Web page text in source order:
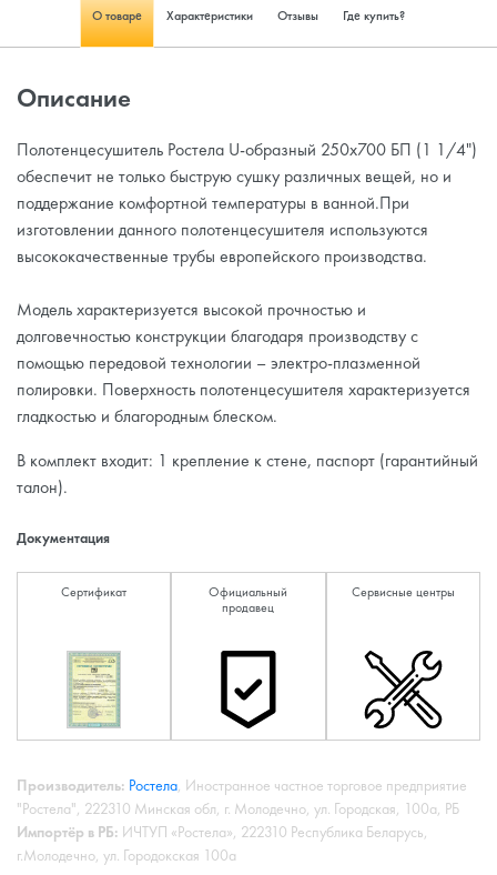
О товаре Характеристики Отзывы Где купить?
Описание
Полотенцесушитель Ростела U-образный 250x700 БП (1 1/4")
обеспечит не только быструю сушку различных вещей, но и
поддержание комфортной температуры в ванной.При
изготовлении данного полотенцесушителя используются
высококачественные трубы европейского производства.
Модель характеризуется высокой прочностью и
долговечностью конструкции благодаря производству с
помощью передовой технологии – электро-плазменной
полировки. Поверхность полотенцесушителя характеризуется
гладкостью и благородным блеском.
В комплект входит: 1 крепление к стене, паспорт (гарантийный
талон).
Документация
Сертификат
Официальный
продавец
Сервисные центры
Производитель: Ростела, Иностранное частное торговое предприятие
"Ростела", 222310 Минская обл, г. Молодечно, ул. Городская, 100а, РБ
Импортёр в РБ: ИЧТУП «Ростела», 222310 Республика Беларусь,
г.Молодечно, ул. Городокская 100а